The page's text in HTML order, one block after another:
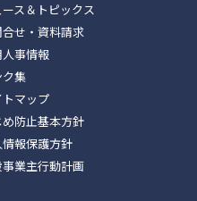
ス＆トピックス
合せ・資料請求
事情報
ク集
トマップ
め防止基本方針
報保護方針
事業主行動計画